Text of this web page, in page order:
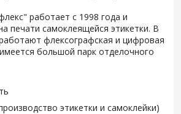
работает с 1998 года и
печати самоклеящейся этикетки. В
флексографская и цифровая
большой парк отделочного
этикетки и самоклейки)